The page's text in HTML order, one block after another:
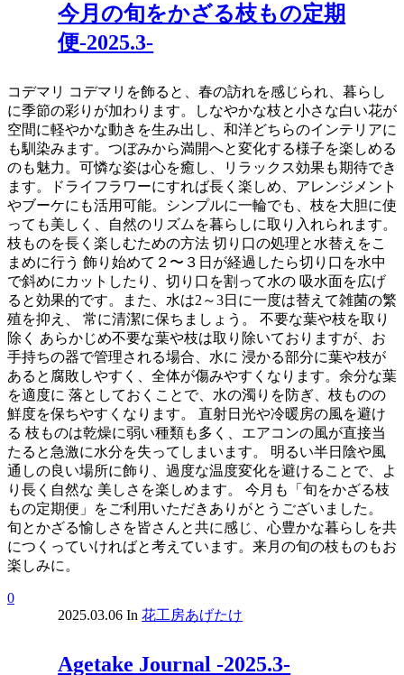
今月の旬をかざる枝もの定期
便-2025.3-
コデマリ コデマリを飾ると、春の訪れを感じられ、暮らし
に季節の彩りが加わります。しなやかな枝と小さな白い花が
空間に軽やかな動きを生み出し、和洋どちらのインテリアに
も馴染みます。つぼみから満開へと変化する様子を楽しめる
のも魅力。可憐な姿は心を癒し、リラックス効果も期待でき
ます。ドライフラワーにすれば長く楽しめ、アレンジメント
やブーケにも活用可能。シンプルに一輪でも、枝を大胆に使
っても美しく、自然のリズムを暮らしに取り入れられます。
枝ものを長く楽しむための方法 切り口の処理と水替えをこ
まめに行う 飾り始めて２〜３日が経過したら切り口を水中
で斜めにカットしたり、切り口を割って水の 吸水面を広げ
ると効果的です。また、水は2～3日に一度は替えて雑菌の繁
殖を抑え、 常に清潔に保ちましょう。 不要な葉や枝を取り
除く あらかじめ不要な葉や枝は取り除いておりますが、お
手持ちの器で管理される場合、水に 浸かる部分に葉や枝が
あると腐敗しやすく、全体が傷みやすくなります。余分な葉
を適度に 落としておくことで、水の濁りを防ぎ、枝ものの
鮮度を保ちやすくなります。 直射日光や冷暖房の風を避け
る 枝ものは乾燥に弱い種類も多く、エアコンの風が直接当
たると急激に水分を失ってしまいます。 明るい半日陰や風
通しの良い場所に飾り、過度な温度変化を避けることで、よ
り長く自然な 美しさを楽しめます。 今月も「旬をかざる枝
もの定期便」をご利用いただきありがとうございました。
旬とかざる愉しさを皆さんと共に感じ、心豊かな暮らしを共
につくっていければと考えています。来月の旬の枝ものもお
楽しみに。
0
2025.03.06 In 花工房あげたけ
Agetake Journal -2025.3-